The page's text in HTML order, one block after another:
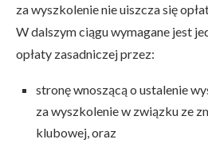
za wyszkolenie nie uiszcza się
W dalszym ciągu wymagane jest
opłaty zasadniczej przez:
stronę wnoszącą o ustalenie
za wyszkolenie w związku ze
klubowej, oraz